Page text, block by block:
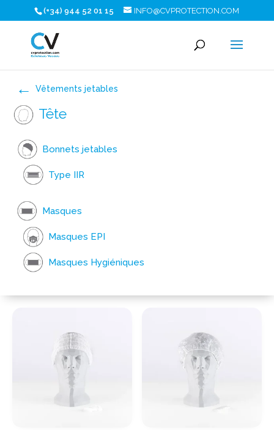
(+34) 944 52 01 15 INFO@CVPROTECTION.COM
Vêtements jetables
Tête
Bonnets jetables
Type IIR
Masques
Masques EPI
Masques Hygiéniques